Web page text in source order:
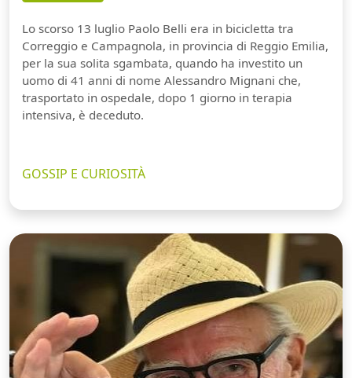
Lo scorso 13 luglio Paolo Belli era in bicicletta tra
Correggio e Campagnola, in provincia di Reggio Emilia,
per la sua solita sgambata, quando ha investito un
uomo di 41 anni di nome Alessandro Mignani che,
trasportato in ospedale, dopo 1 giorno in terapia
intensiva, è deceduto.
GOSSIP E CURIOSITÀ